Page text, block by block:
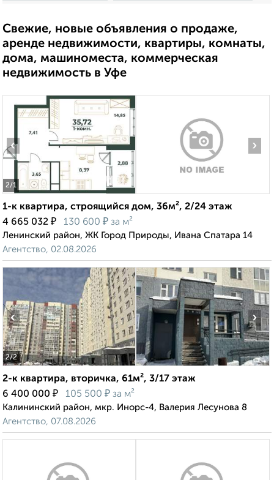
Свежие, новые объявления о продаже,
аренде недвижимости, квартиры, комнаты,
дома, машиноместа, коммерческая
недвижимость в Уфе
2/1
‹ ›
1-к квартира, строящийся дом, 36м², 2/24 этаж
4 665 032 ₽ 130 600 ₽ за м²
Ленинский район, ЖК Город Природы, Ивана Спатара 14
Агентство, 02.08.2026
2/2
‹ ›
2-к квартира, вторичка, 61м², 3/17 этаж
6 400 000 ₽ 105 500 ₽ за м²
Калининский район, мкр. Инорс-4, Валерия Лесунова 8
Агентство, 07.08.2026